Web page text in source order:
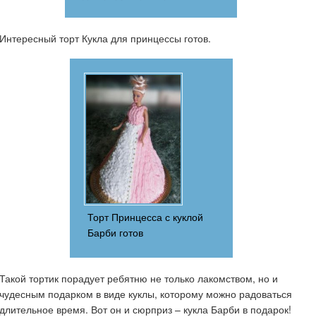
Интересный торт Кукла для принцессы готов.
Торт Принцесса с куклой
Барби готов
Такой тортик порадует ребятню не только лакомством, но и
чудесным подарком в виде куклы, которому можно радоваться
длительное время. Вот он и сюрприз – кукла Барби в подарок!